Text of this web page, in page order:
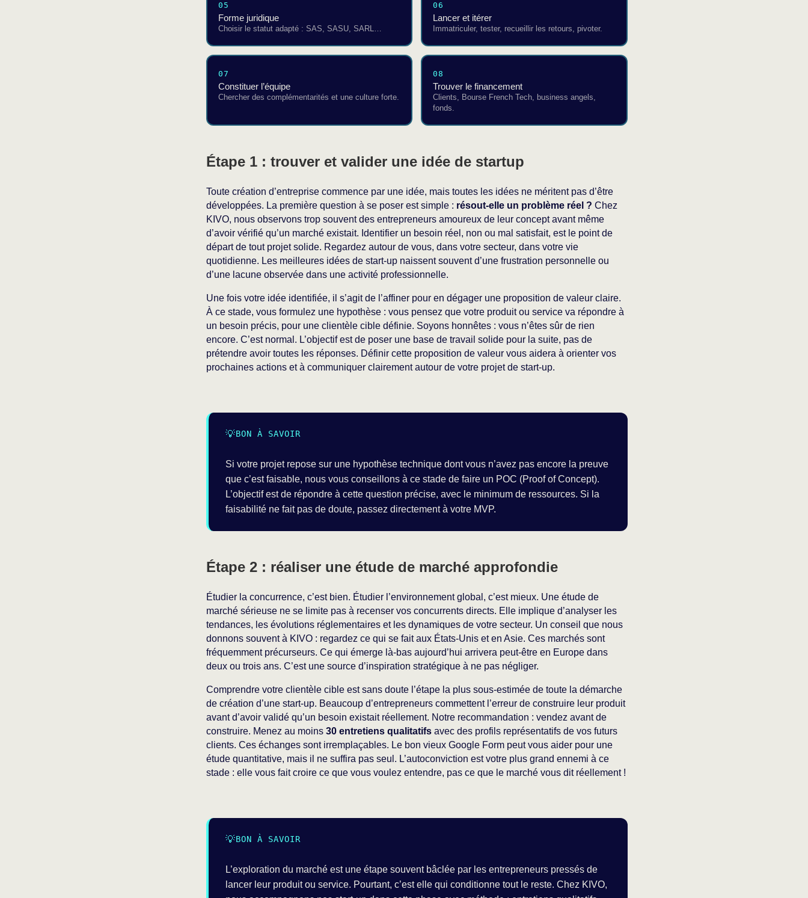
05
Forme juridique
Choisir le statut adapté : SAS, SASU, SARL…
06
Lancer et itérer
Immatriculer, tester, recueillir les retours, pivoter.
07
Constituer l’équipe
Chercher des complémentarités et une culture forte.
08
Trouver le financement
Clients, Bourse French Tech, business angels,
fonds.
Étape 1 : trouver et valider une idée de startup
Toute création d’entreprise commence par une idée, mais toutes les idées ne méritent pas d’être
développées. La première question à se poser est simple : résout-elle un problème réel ? Chez
KIVO, nous observons trop souvent des entrepreneurs amoureux de leur concept avant même
d’avoir vérifié qu’un marché existait. Identifier un besoin réel, non ou mal satisfait, est le point de
départ de tout projet solide. Regardez autour de vous, dans votre secteur, dans votre vie
quotidienne. Les meilleures idées de start-up naissent souvent d’une frustration personnelle ou
d’une lacune observée dans une activité professionnelle.
Une fois votre idée identifiée, il s’agit de l’affiner pour en dégager une proposition de valeur claire.
À ce stade, vous formulez une hypothèse : vous pensez que votre produit ou service va répondre à
un besoin précis, pour une clientèle cible définie. Soyons honnêtes : vous n’êtes sûr de rien
encore. C’est normal. L’objectif est de poser une base de travail solide pour la suite, pas de
prétendre avoir toutes les réponses. Définir cette proposition de valeur vous aidera à orienter vos
prochaines actions et à communiquer clairement autour de votre projet de start-up.
BON À SAVOIR
Si votre projet repose sur une hypothèse technique dont vous n’avez pas encore la preuve
que c’est faisable, nous vous conseillons à ce stade de faire un POC (Proof of Concept).
L’objectif est de répondre à cette question précise, avec le minimum de ressources. Si la
faisabilité ne fait pas de doute, passez directement à votre MVP.
Étape 2 : réaliser une étude de marché approfondie
Étudier la concurrence, c’est bien. Étudier l’environnement global, c’est mieux. Une étude de
marché sérieuse ne se limite pas à recenser vos concurrents directs. Elle implique d’analyser les
tendances, les évolutions réglementaires et les dynamiques de votre secteur. Un conseil que nous
donnons souvent à KIVO : regardez ce qui se fait aux États-Unis et en Asie. Ces marchés sont
fréquemment précurseurs. Ce qui émerge là-bas aujourd’hui arrivera peut-être en Europe dans
deux ou trois ans. C’est une source d’inspiration stratégique à ne pas négliger.
Comprendre votre clientèle cible est sans doute l’étape la plus sous-estimée de toute la démarche
de création d’une start-up. Beaucoup d’entrepreneurs commettent l’erreur de construire leur produit
avant d’avoir validé qu’un besoin existait réellement. Notre recommandation : vendez avant de
construire. Menez au moins 30 entretiens qualitatifsavec des profils représentatifs de vos futurs
clients. Ces échanges sont irremplaçables. Le bon vieux Google Form peut vous aider pour une
étude quantitative, mais il ne suffira pas seul. L’autoconviction est votre plus grand ennemi à ce
stade : elle vous fait croire ce que vous voulez entendre, pas ce que le marché vous dit réellement !
BON À SAVOIR
L’exploration du marché est une étape souvent bâclée par les entrepreneurs pressés de
lancer leur produit ou service. Pourtant, c’est elle qui conditionne tout le reste. Chez KIVO,